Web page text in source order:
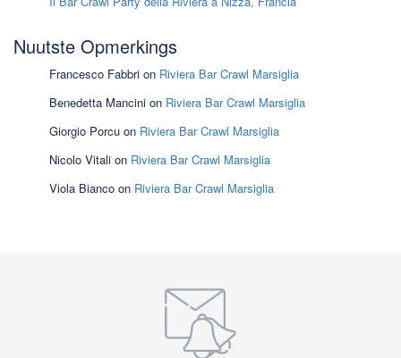
Nuutste Opmerkings
Francesco Fabbri on Riviera Bar Crawl Marsiglia
Benedetta Mancini on Riviera Bar Crawl Marsiglia
Giorgio Porcu on Riviera Bar Crawl Marsiglia
Nicolo Vitali on Riviera Bar Crawl Marsiglia
Viola Bianco on Riviera Bar Crawl Marsiglia